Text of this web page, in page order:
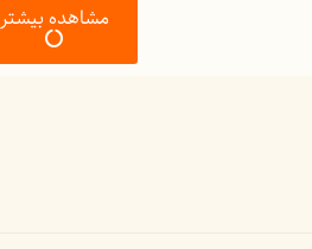
مشاهده بیشتر